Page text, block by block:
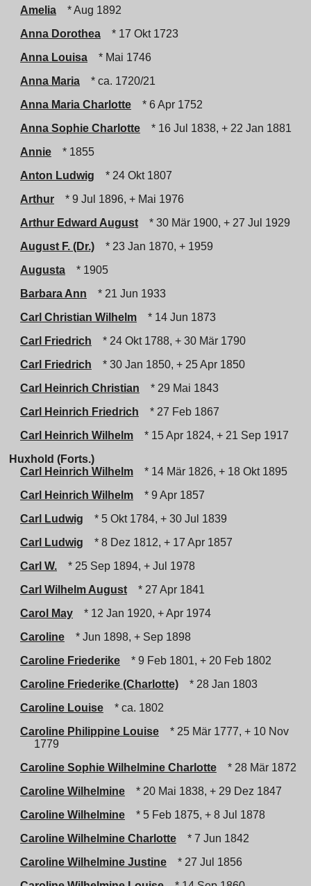
Amelia
* Aug 1892
Anna Dorothea
* 17 Okt 1723
Anna Louisa
* Mai 1746
Anna Maria
* ca. 1720/21
Anna Maria Charlotte
* 6 Apr 1752
Anna Sophie Charlotte
* 16 Jul 1838, + 22 Jan 1881
Annie
* 1855
Anton Ludwig
* 24 Okt 1807
Arthur
* 9 Jul 1896, + Mai 1976
Arthur Edward August
* 30 Mär 1900, + 27 Jul 1929
August F. (Dr.)
* 23 Jan 1870, + 1959
Augusta
* 1905
Barbara Ann
* 21 Jun 1933
Carl Christian Wilhelm
* 14 Jun 1873
Carl Friedrich
* 24 Okt 1788, + 30 Mär 1790
Carl Friedrich
* 30 Jan 1850, + 25 Apr 1850
Carl Heinrich Christian
* 29 Mai 1843
Carl Heinrich Friedrich
* 27 Feb 1867
Carl Heinrich Wilhelm
* 15 Apr 1824, + 21 Sep 1917
Huxhold (Forts.)
Carl Heinrich Wilhelm
* 14 Mär 1826, + 18 Okt 1895
Carl Heinrich Wilhelm
* 9 Apr 1857
Carl Ludwig
* 5 Okt 1784, + 30 Jul 1839
Carl Ludwig
* 8 Dez 1812, + 17 Apr 1857
Carl W.
* 25 Sep 1894, + Jul 1978
Carl Wilhelm August
* 27 Apr 1841
Carol May
* 12 Jan 1920, + Apr 1974
Caroline
* Jun 1898, + Sep 1898
Caroline Friederike
* 9 Feb 1801, + 20 Feb 1802
Caroline Friederike (Charlotte)
* 28 Jan 1803
Caroline Louise
* ca. 1802
Caroline Philippine Louise
* 25 Mär 1777, + 10 Nov
1779
Caroline Sophie Wilhelmine Charlotte
* 28 Mär 1872
Caroline Wilhelmine
* 20 Mai 1838, + 29 Dez 1847
Caroline Wilhelmine
* 5 Feb 1875, + 8 Jul 1878
Caroline Wilhelmine Charlotte
* 7 Jun 1842
Caroline Wilhelmine Justine
* 27 Jul 1856